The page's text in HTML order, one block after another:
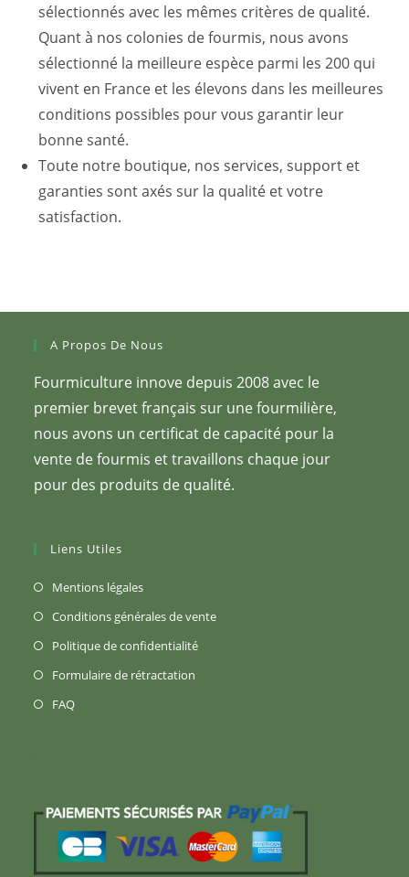
sélectionnés avec les mêmes critères de qualité.
Quant à nos colonies de fourmis, nous avons
sélectionné la meilleure espèce parmi les 200 qui
vivent en France et les élevons dans les meilleures
conditions possibles pour vous garantir leur
bonne santé.
Toute notre boutique, nos services, support et
garanties sont axés sur la qualité et votre
satisfaction.
A Propos De Nous
Fourmiculture innove depuis 2008 avec le
premier brevet français sur une fourmilière,
nous avons un certificat de capacité pour la
vente de fourmis et travaillons chaque jour
pour des produits de qualité.
Liens Utiles
Mentions légalesS’ouvre
nouvel
onglet
Conditions générales de venteS’ouvre
Politique de confidentialitéS’ouvre
Formulaire de rétractation
FAQS’ouvre